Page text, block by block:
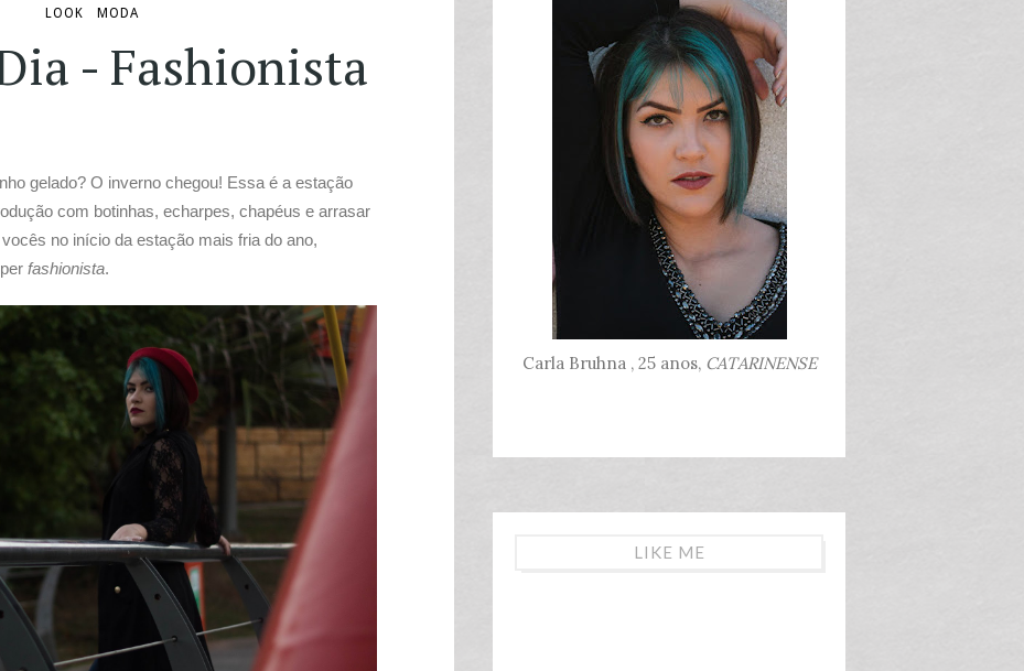
LOOK MODA
- Fashionista
gelado? O inverno chegou! Essa é a estação
com botinhas, echarpes, chapéus e arrasar
no início da estação mais fria do ano,
fashionista.
Carla Bruhna , 25 anos,CATARINENSE
LIKE ME